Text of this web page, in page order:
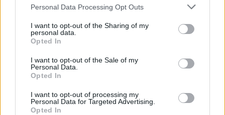
Personal Data Processing Opt Outs
I want to opt-out of the Sharing of my
personal data.
Opted In
I want to opt-out of the Sale of my
Personal Data.
Opted In
I want to opt-out of processing my
Personal Data for Targeted Advertising.
Opted In
btn_hover=”ubtn-fade-bg” btn_anim_effect=”ulta-
btn_bg_color_hover=”rgba(175,175,175,0.15)”
btn_title_color_hover=”#06c100″ icon=”none”
icon_size=”30″ icon_color=”#3b5998″
btn_icon_pos=”ubtn-sep-icon-at-left”
btn_shadow_color=”#3b5998″
btn_shadow_color_hover=”#06c100″